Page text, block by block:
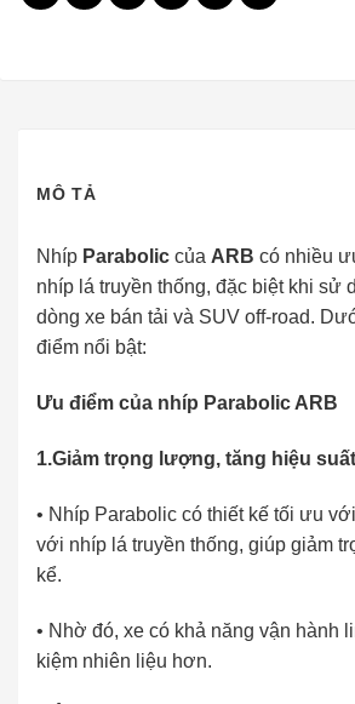
MÔ TẢ
Nhíp Parabolic của ARB có nhiều
nhíp lá truyền thống, đặc biệt khi sử
dòng xe bán tải và SUV off-road.
điểm nổi bật:
Ưu điểm của nhíp Parabolic ARB
1.Giảm trọng lượng, tăng hiệu suất
• Nhíp Parabolic có thiết kế tối ưu
với nhíp lá truyền thống, giúp giảm
kể.
• Nhờ đó, xe có khả năng vận hành
kiệm nhiên liệu hơn.